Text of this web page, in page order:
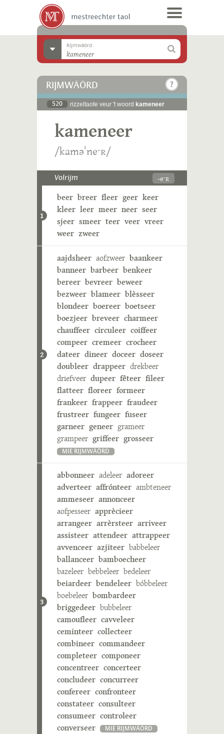
Rijmwäörd
RIJMWÄÖRD
520 rizzeltaote veur 't woord kameneer
kameneer
/kaməˈneˑʀ/
Volrijm -eˑʀ
1
beer breer fleer geer keer
kleer leer meer neer seer
sjeer smeer teer veer vreer
weer zweer
2
aajdsheer aofzweer baankeer
banneer barbeer benkeer
bereer bevreer beweer
bezweer blameer blèsseer
blondeer boereer boetseer
boezjeer breveer charmeer
chauffeer circuleer coiffeer
compeer cremeer crocheer
dateer dineer doceer doseer
doubleer drappeer drekbeer
driefveer dupeer fêteer fileer
flatteer floreer formeer
frankeer frappeer fraudeer
frustreer fungeer fuseer
garneer geneer grameer
grampeer griffeer grosseer
MIE RIJMWÄÖRD
3
abbonneer adeleer adoreer
adverteer affrónteer ambteneer
ammeseer annonceer
aofpesseer apprècieer
arrangeer arrèrsteer arriveer
assisteer attendeer attrappeer
avvenceer azjiteer babbeleer
ballanceer bamboecheer
bazeleer bebbeleer bedeleer
beiardeer bendeleer bóbbeleer
boebeleer bombardeer
briggedeer bubbeleer
camoufleer cavveleer
ceminteer collecteer
combineer commandeer
completeer componeer
concentreer concerteer
concludeer concurreer
confereer confronteer
constateer consulteer
consumeer controleer
converseer
MIE RIJMWÄÖRD